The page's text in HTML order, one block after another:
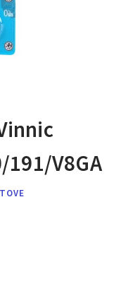
191/V8GA